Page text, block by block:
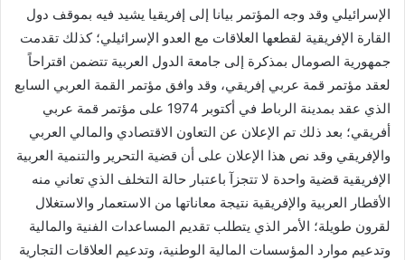
الإسرائيلي وقد وجه المؤتمر بيانا إلى إفريقيا يشيد فيه بموقف دول
القارة الإفريقية لقطعها العلاقات مع العدو الإسرائيلي؛ كذلك تقدمت
جمهورية الصومال بمذكرة إلى جامعة الدول العربية تتضمن اقتراحاً
لعقد مؤتمر قمة عربي إفريقي، وقد وافق مؤتمر القمة العربي السابع
الذي عقد بمدينة الرباط في أكتوبر 1974 على مؤتمر قمة عربي
أفريقي؛ بعد ذلك تم الإعلان عن التعاون الاقتصادي والمالي العربي
والإفريقي وقد نص هذا الإعلان على أن قضية التحرير والتنمية العربية
الإفريقية قضية واحدة لا تتجزآ باعتبار حالة التخلف الذي تعاني منه
الأقطار العربية والإفريقية نتيجة معاناتها من الاستعمار والاستغلال
لقرون طويلة؛ الأمر الذي يتطلب تقديم المساعدات الفنية والمالية
وتدعيم موارد المؤسسات المالية الوطنية، وتدعيم العلاقات التجارية